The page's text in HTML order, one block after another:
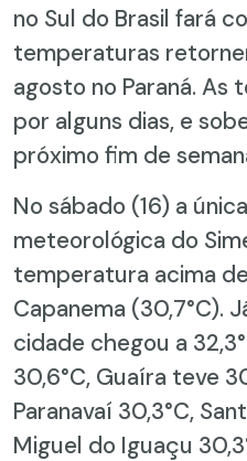
no Sul do Brasil fará
temperaturas
agosto no Paraná. As
por alguns dias, e
próximo fim de
No sábado (16) a
meteorológica do
temperatura acima
Capanema (30,7°C).
cidade chegou a
30,6°C, Guaíra teve
Paranavaí 30,3°C,
Miguel do Iguaçu